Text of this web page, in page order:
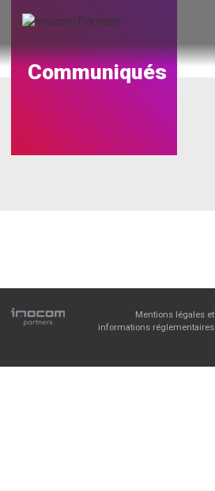
Communiqués
Mentions légales et
informations réglementaires